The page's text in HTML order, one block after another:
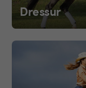
Dressur